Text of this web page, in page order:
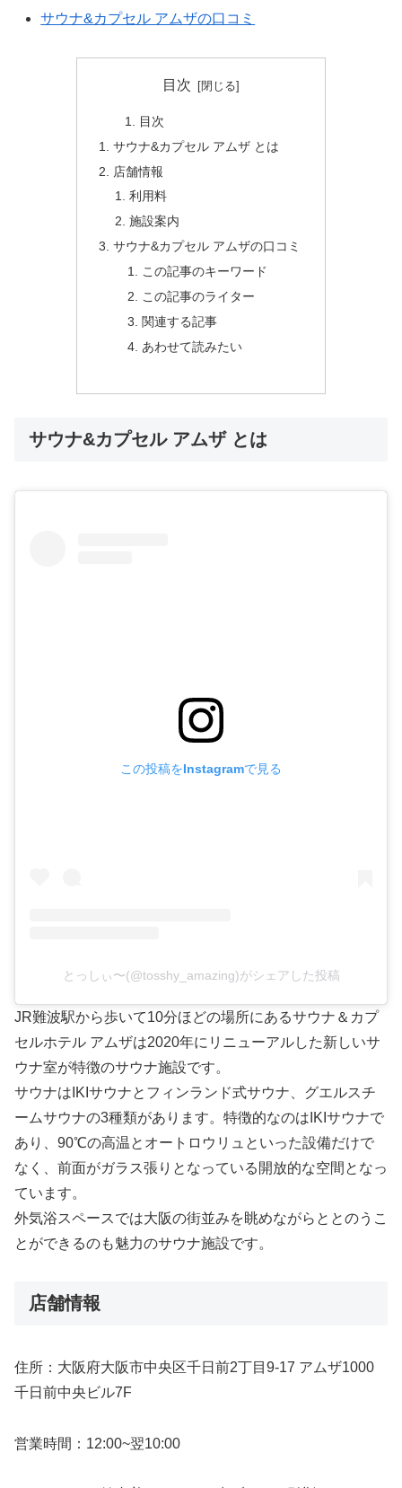
サウナ&カプセル アムザの口コミ
目次
目次
サウナ&カプセル アムザ とは
店舗情報
利用料
施設案内
サウナ&カプセル アムザの口コミ
この記事のキーワード
この記事のライター
関連する記事
あわせて読みたい
サウナ&カプセル アムザ とは
この投稿をInstagramで見る
とっしぃ〜(@tosshy_amazing)がシェアした投稿
JR難波駅から歩いて10分ほどの場所にあるサウナ＆カプ
セルホテル アムザは2020年にリニューアルした新しいサ
ウナ室が特徴のサウナ施設です。
サウナはIKIサウナとフィンランド式サウナ、グエルスチ
ームサウナの3種類があります。特徴的なのはIKIサウナで
あり、90℃の高温とオートロウリュといった設備だけで
なく、前面がガラス張りとなっている開放的な空間となっ
ています。
外気浴スペースでは大阪の街並みを眺めながらととのうこ
とができるのも魅力のサウナ施設です。
店舗情報
住所：大阪府大阪市中央区千日前2丁目9-17 アムザ1000
千日前中央ビル7F
営業時間：12:00~翌10:00